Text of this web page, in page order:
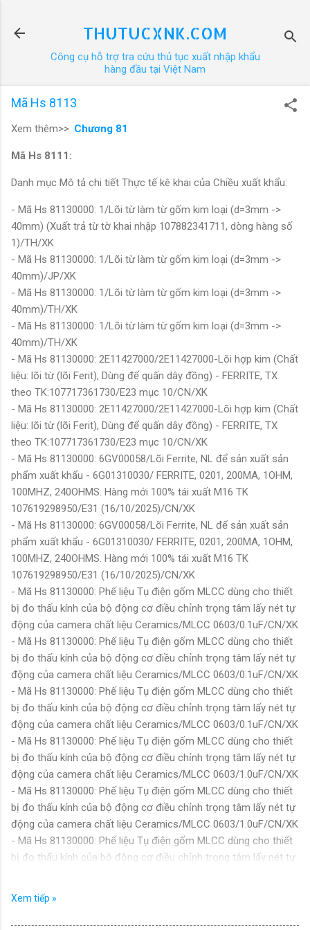
THUTUCXNK.COM
Công cụ hỗ trợ tra cứu thủ tục xuất nhập khẩu
hàng đầu tại Việt Nam
Mã Hs 8113
Xem thêm>> Chương 81
Mã Hs 8111:
Danh mục Mô tả chi tiết Thực tế kê khai của Chiều xuất khẩu:
- Mã Hs 81130000: 1/Lõi từ làm từ gốm kim loại (d=3mm ->
40mm) (Xuất trả từ tờ khai nhập 107882341711, dòng hàng số
1)/TH/XK
- Mã Hs 81130000: 1/Lõi từ làm từ gốm kim loại (d=3mm ->
40mm)/JP/XK
- Mã Hs 81130000: 1/Lõi từ làm từ gốm kim loại (d=3mm ->
40mm)/TH/XK
- Mã Hs 81130000: 1/Lõi từ làm từ gốm kim loại (d=3mm ->
40mm)/TH/XK
- Mã Hs 81130000: 2E11427000/2E11427000-Lõi hợp kim (Chất
liệu: lõi từ (lõi Ferit), Dùng để quấn dây đồng) - FERRITE, TX
theo TK:107717361730/E23 mục 10/CN/XK
- Mã Hs 81130000: 2E11427000/2E11427000-Lõi hợp kim (Chất
liệu: lõi từ (lõi Ferit), Dùng để quấn dây đồng) - FERRITE, TX
theo TK:107717361730/E23 mục 10/CN/XK
- Mã Hs 81130000: 6GV00058/Lõi Ferrite, NL để sản xuất sản
phẩm xuất khẩu - 6G01310030/ FERRITE, 0201, 200MA, 1OHM,
100MHZ, 240OHMS. Hàng mới 100% tái xuất M16 TK
107619298950/E31 (16/10/2025)/CN/XK
- Mã Hs 81130000: 6GV00058/Lõi Ferrite, NL để sản xuất sản
phẩm xuất khẩu - 6G01310030/ FERRITE, 0201, 200MA, 1OHM,
100MHZ, 240OHMS. Hàng mới 100% tái xuất M16 TK
107619298950/E31 (16/10/2025)/CN/XK
- Mã Hs 81130000: Phế liệu Tụ điện gốm MLCC dùng cho thiết
bị đo thấu kính của bộ động cơ điều chỉnh trọng tâm lấy nét tự
động của camera chất liệu Ceramics/MLCC 0603/0.1uF/CN/XK
- Mã Hs 81130000: Phế liệu Tụ điện gốm MLCC dùng cho thiết
bị đo thấu kính của bộ động cơ điều chỉnh trọng tâm lấy nét tự
động của camera chất liệu Ceramics/MLCC 0603/0.1uF/CN/XK
- Mã Hs 81130000: Phế liệu Tụ điện gốm MLCC dùng cho thiết
bị đo thấu kính của bộ động cơ điều chỉnh trọng tâm lấy nét tự
động của camera chất liệu Ceramics/MLCC 0603/0.1uF/CN/XK
- Mã Hs 81130000: Phế liệu Tụ điện gốm MLCC dùng cho thiết
bị đo thấu kính của bộ động cơ điều chỉnh trọng tâm lấy nét tự
động của camera chất liệu Ceramics/MLCC 0603/1.0uF/CN/XK
- Mã Hs 81130000: Phế liệu Tụ điện gốm MLCC dùng cho thiết
bị đo thấu kính của bộ động cơ điều chỉnh trọng tâm lấy nét tự
động của camera chất liệu Ceramics/MLCC 0603/1.0uF/CN/XK
- Mã Hs 81130000: Phế liệu Tụ điện gốm MLCC dùng cho thiết
bị đo thấu kính của bộ động cơ điều chỉnh trọng tâm lấy nét tự
bị đo vị trí thấu kính bộ điều chỉnh của camera. chất liệu
Ceramics/MLCC 0603/2.2uF/CN/XK
Xem tiếp »